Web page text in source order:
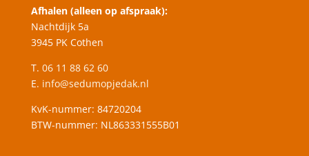
Afhalen (alleen op afspraak):
Nachtdijk 5a
3945 PK Cothen
T. 06 11 88 62 60
E. info@sedumopjedak.nl
KvK-nummer: 84720204
BTW-nummer: NL863331555B01